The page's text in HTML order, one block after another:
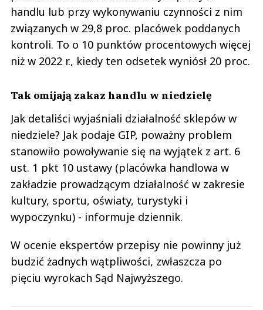
handlu lub przy wykonywaniu czynności z nim
związanych w 29,8 proc. placówek poddanych
kontroli. To o 10 punktów procentowych więcej
niż w 2022 r., kiedy ten odsetek wyniósł 20 proc.
Tak omijają zakaz handlu w niedzielę
Jak detaliści wyjaśniali działalność sklepów w
niedziele? Jak podaje GIP, poważny problem
stanowiło powoływanie się na wyjątek z art. 6
ust. 1 pkt 10 ustawy (placówka handlowa w
zakładzie prowadzącym działalność w zakresie
kultury, sportu, oświaty, turystyki i
wypoczynku) - informuje dziennik.
W ocenie ekspertów przepisy nie powinny już
budzić żadnych wątpliwości, zwłaszcza po
pięciu wyrokach Sąd Najwyższego.